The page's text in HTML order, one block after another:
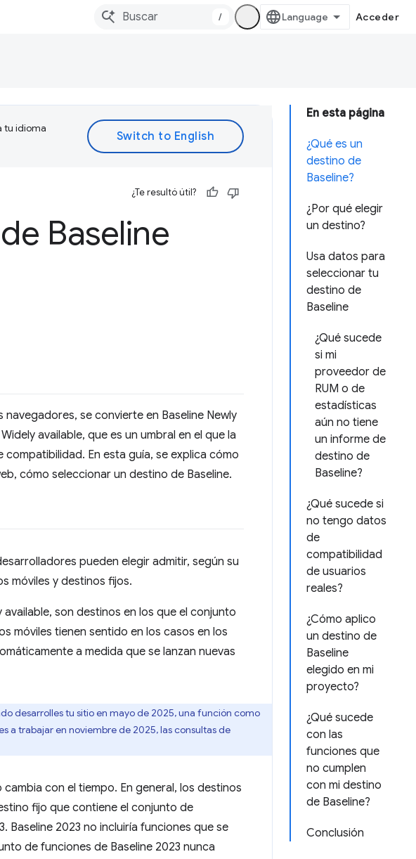
/ Acceder
En esta página
¿Qué es un
destino de
Baseline?
¿Por qué elegir
un destino?
Usa datos para
seleccionar tu
destino de
Baseline
¿Qué sucede
si mi
proveedor de
RUM o de
estadísticas
aún no tiene
un informe de
destino de
Baseline?
¿Qué sucede si
no tengo datos
de
compatibilidad
de usuarios
reales?
¿Cómo aplico
un destino de
Baseline
elegido en mi
proyecto?
¿Qué sucede
con las
funciones que
no cumplen
con mi destino
de Baseline?
Conclusión
tu idioma
¿Te resultó útil?
Baseline
se convierte en Baseline Newly
available, que es un umbral en el que la
En esta guía, se explica cómo
cómo seleccionar un destino de Baseline.
pueden elegir admitir, según su
móviles y destinos fijos.
son destinos en los que el conjunto
móviles tienen sentido en los casos en los
a medida que se lanzan nuevas
desarrolles tu sitio en mayo de 2025, una función como
a trabajar en noviembre de 2025, las consultas de
con el tiempo. En general, los destinos
fijo que contiene el conjunto de
Baseline 2023 no incluiría funciones que se
de funciones de Baseline 2023 nunca